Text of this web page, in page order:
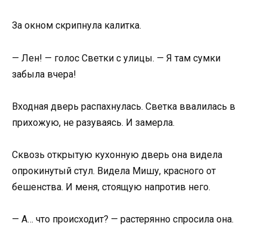
За окном скрипнула калитка.
— Лен! — голос Светки с улицы. — Я там сумки
забыла вчера!
Входная дверь распахнулась. Светка ввалилась в
прихожую, не разуваясь. И замерла.
Сквозь открытую кухонную дверь она видела
опрокинутый стул. Видела Мишу, красного от
бешенства. И меня, стоящую напротив него.
— А… что происходит? — растерянно спросила она.